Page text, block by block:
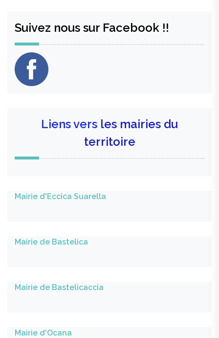
Suivez nous sur Facebook !!
Liens vers les mairies du
territoire
Mairie d'Eccica Suarella
Mairie de Bastelica
Mairie de Bastelicaccia
Mairie d'Ocana